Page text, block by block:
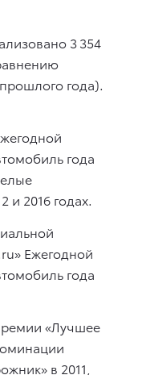
3 354
года).
года
и 2016 годах.
Ежегодной
года
«Лучшее
в 2011,